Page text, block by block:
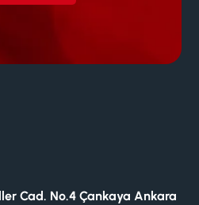
Cad. No.4 Çankaya Ankara